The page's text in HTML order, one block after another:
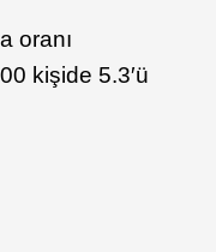
oranı
kişide 5.3′ü